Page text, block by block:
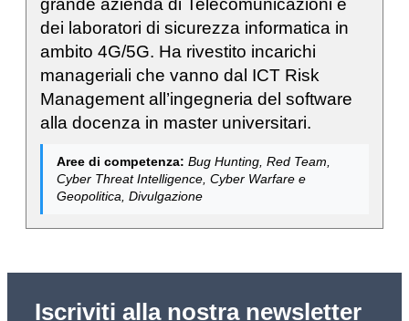
grande azienda di Telecomunicazioni e
dei laboratori di sicurezza informatica in
ambito 4G/5G. Ha rivestito incarichi
manageriali che vanno dal ICT Risk
Management all’ingegneria del software
alla docenza in master universitari.
Aree di competenza: Bug Hunting, Red Team,
Cyber Threat Intelligence, Cyber Warfare e
Geopolitica, Divulgazione
Iscriviti alla nostra newsletter